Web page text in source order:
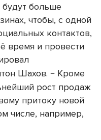
больше
чтобы, с одной
контактов,
время и провести
Шахов. − Кроме
рост продаж
притоку новой
числе, например,